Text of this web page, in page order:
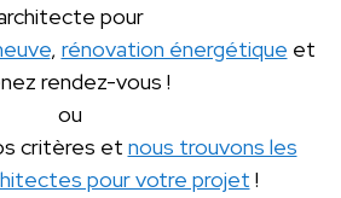
pour
, rénovation énergétique et
rendez-vous !
ou
critères et nous trouvons les
pour votre projet !